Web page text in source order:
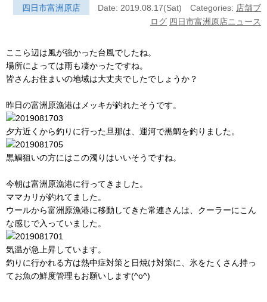
四日市富洲原店 Date: 2019.08.17(Sat) Categories: 店舗ブ
ログ 四日市富洲原店ニュース
ここら辺は風が強かった台風でしたね。
場所によっては雨も凄かったですね。
皆さんお住まいの地域は大丈夫でしたでしょうか？
昨日の富洲原漁港はメッキが釣れたそうです。
夕方近くから釣りに行った旦那は、運河で黒鯛を釣りました。
黒鯛狙いの方にはこの濁りはいいそうですね。
今朝は富洲原漁港に行ってきました。
ママカリが釣れてました。
ウールから富洲原漁港に移動してきた常連さんは、クーラーにこん
な感じで入っていました。
気温が急上昇しています。
釣りに行かれる方は熱中症対策と日焼け対策に、氷をたくさん持っ
てお魚の鮮度管理もお願いします(^o^)